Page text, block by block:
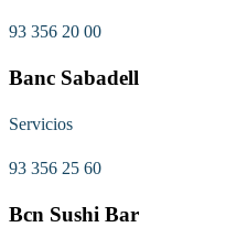
93 356 20 00
Banc Sabadell
Servicios
93 356 25 60
Bcn Sushi Bar